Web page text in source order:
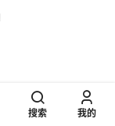
搜索 我的